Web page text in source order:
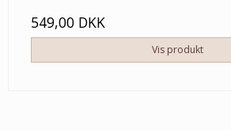
549,00 DKK
Vis produkt